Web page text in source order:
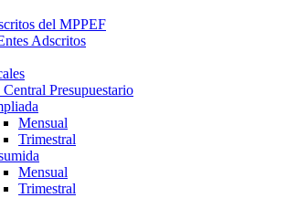
del MPPEF
Adscritos
Presupuestario
Mensual
Trimestral
Mensual
Trimestral